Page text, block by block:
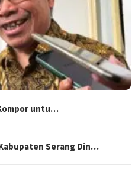
untu…
Serang Din…